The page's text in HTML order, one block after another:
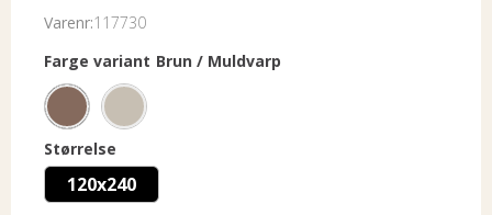
Varenr:117730
Farge variant Brun / Muldvarp
Størrelse
120x240